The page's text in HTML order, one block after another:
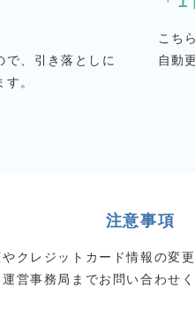
で、引き落としに
。
こち
自動
注意事項
クレジットカード情報の変
運営事務局までお問い合わせく